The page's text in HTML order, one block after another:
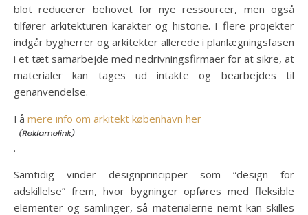
blot reducerer behovet for nye ressourcer, men også
tilfører arkitekturen karakter og historie. I flere projekter
indgår bygherrer og arkitekter allerede i planlægningsfasen
i et tæt samarbejde med nedrivningsfirmaer for at sikre, at
materialer kan tages ud intakte og bearbejdes til
genanvendelse.
Få mere info om arkitekt københavn her
.
Samtidig vinder designprincipper som “design for
adskillelse” frem, hvor bygninger opføres med fleksible
elementer og samlinger, så materialerne nemt kan skilles